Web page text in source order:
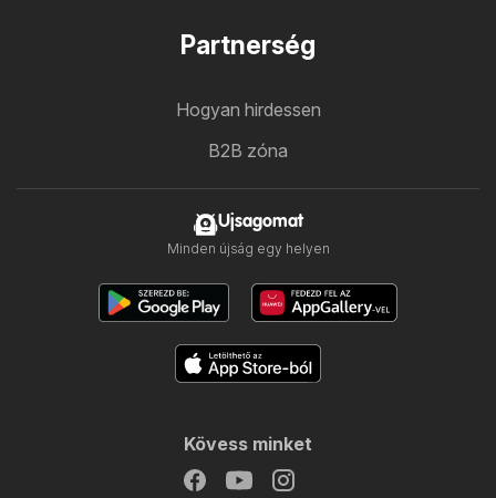
Partnerség
Hogyan hirdessen
B2B zóna
Ujsagomat
Minden újság egy helyen
Kövess minket